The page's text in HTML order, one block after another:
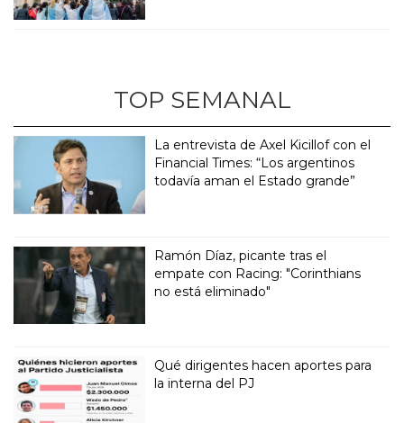
TOP SEMANAL
La entrevista de Axel Kicillof con el
Financial Times: “Los argentinos
todavía aman el Estado grande”
Ramón Díaz, picante tras el
empate con Racing: "Corinthians
no está eliminado"
Qué dirigentes hacen aportes para
la interna del PJ